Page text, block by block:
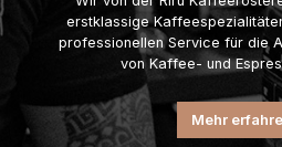
erstklassige
professionellen Service für die
von Kaffee- und
Mehr